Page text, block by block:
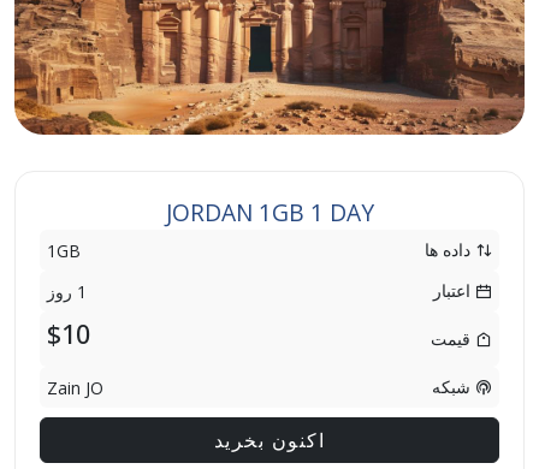
JORDAN 1GB 1 DAY
داده ها
1GB
اعتبار
1 روز
قیمت $10
شبکه Zain JO
اکنون بخرید